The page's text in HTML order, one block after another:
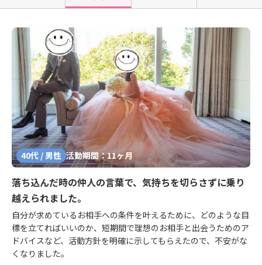
40代 / 男性 活動期間：11ヶ月
落ち込んだ時の仲人の言葉で、気持ちを切らさずに乗り
越えられました。
自分が求めているお相手への条件を叶えるために、どのような目
標を立てればいいのか、短期間で理想のお相手と出会うためのア
ドバイスなど、活動方針を明確に示してもらえたので、不安がな
くなりました。